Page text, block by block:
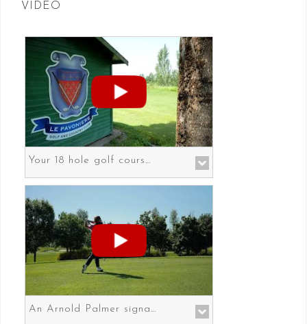
VIDEO
Your 18 hole golf course in Prato the gateway to Florence
An Arnold Palmer signature course in Prato the gateway to Florence